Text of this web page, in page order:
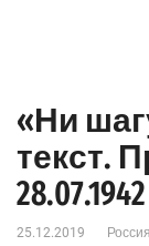
«Ни
текст.
25.12.2019 Россия